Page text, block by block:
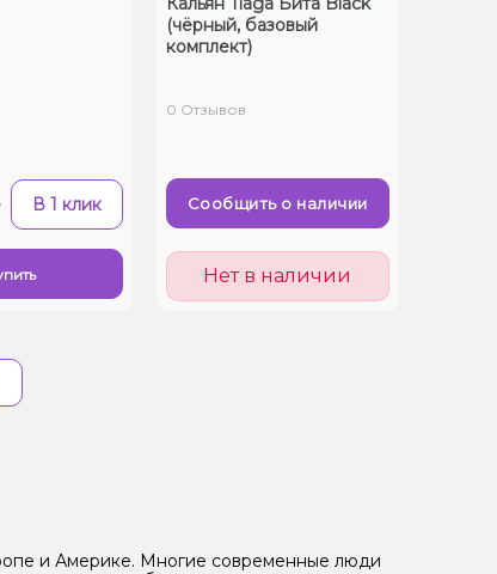
В 1 клик
(чёрный, базовый
комплект)
0 Отзывов
Сообщить о наличии
Нет в наличии
и Америке. Многие современные люди